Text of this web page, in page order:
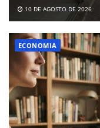
10 DE AGOSTO DE 2026
ECONOMIA